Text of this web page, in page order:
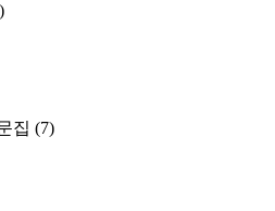
집 (7)